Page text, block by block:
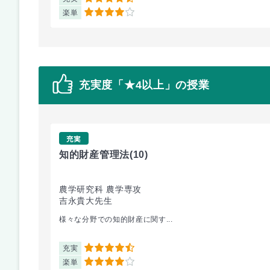
楽単 4
充実度「★4以上」の授業
充実
知的財産管理法(10)
農学研究科 農学専攻
吉永貴大先生
様々な分野での知的財産に関す...
充実 4.5
楽単 4